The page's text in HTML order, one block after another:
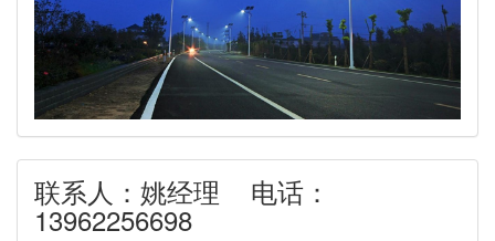
联系人：姚经理 电话：
13962256698